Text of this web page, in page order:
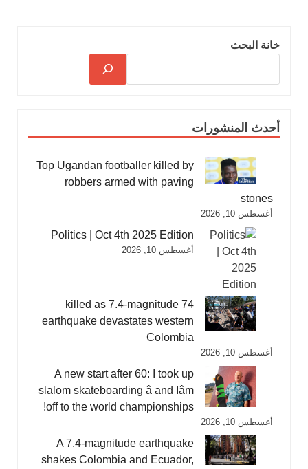
خانة البحث
أحدث المنشورات
Top Ugandan footballer killed by
robbers armed with paving
stones
أغسطس 10, 2026
Politics | Oct 4th 2025 Edition
أغسطس 10, 2026
74 killed as 7.4-magnitude
earthquake devastates western
Colombia
أغسطس 10, 2026
A new start after 60: I took up
slalom skateboarding â and Iâm
off to the world championships!
أغسطس 10, 2026
A 7.4-magnitude earthquake
shakes Colombia and Ecuador,